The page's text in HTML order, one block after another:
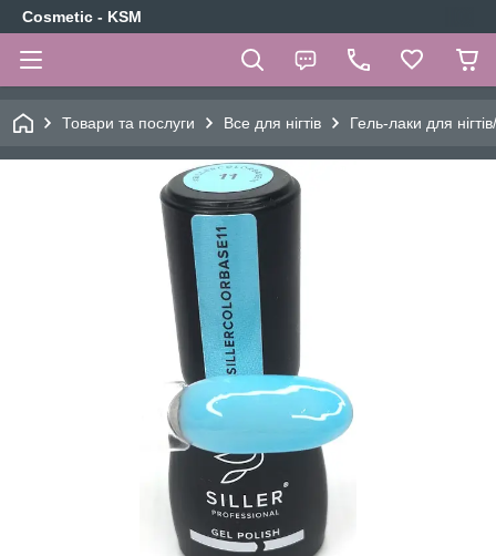
Cosmetic - KSM
Товари та послуги Все для нігтів Гель-лаки для